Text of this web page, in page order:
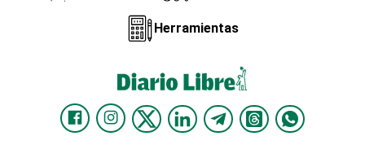
Herramientas